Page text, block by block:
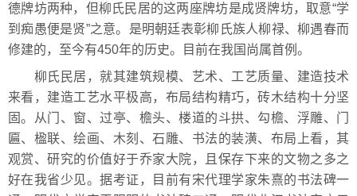
德牌坊两种，但柳氏民居的这两座牌坊是成贤牌坊，取意“学
到痴愚便是贤”之意。是明朝廷表彰柳氏族人柳禄、柳遇春而
修建的，至今有450年的历史。目前在我国尚属首例。
柳氏民居，就其建筑规模、艺术、工艺质量、建造技术
来看，建造工艺水平极高，布局结构精巧，砖木结构十分坚
固。从门、窗、过亭、檐头、楼道的斗拱、勾檐、浮雕、门
匾、楹联、绘画、木刻、石雕、书法的装潢、布局上看，其
观赏、研究的价值好于乔家大院，且保存下来的文物之多之
好在我省少见。据考证，目前有宋代理学家朱熹的书法碑一